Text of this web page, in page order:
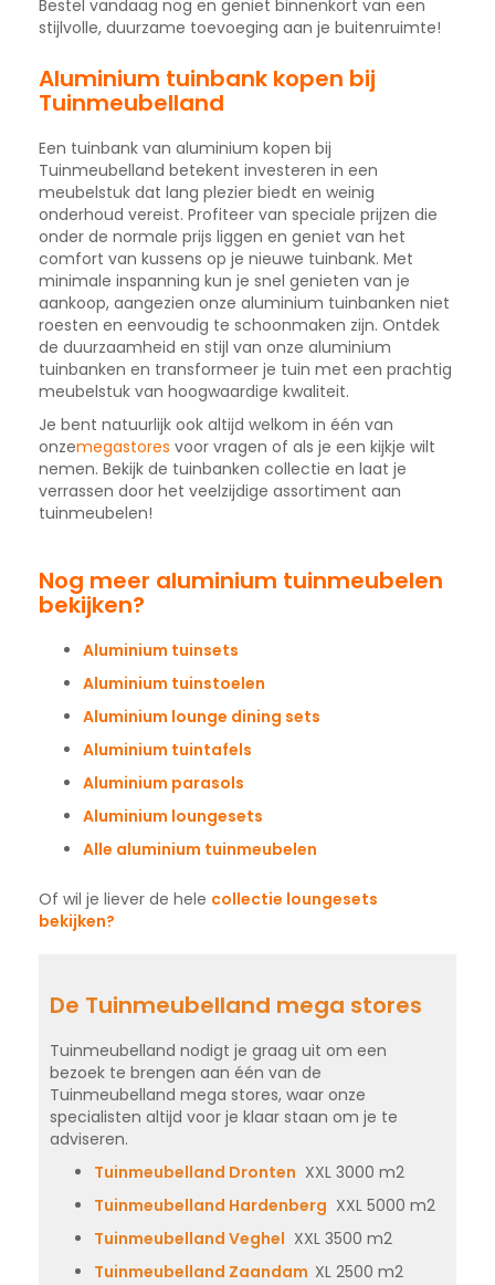
Bestel vandaag nog en geniet binnenkort van een
stijlvolle, duurzame toevoeging aan je buitenruimte!
Aluminium tuinbank kopen bij
Tuinmeubelland
Een tuinbank van aluminium kopen bij
Tuinmeubelland betekent investeren in een
meubelstuk dat lang plezier biedt en weinig
onderhoud vereist. Profiteer van speciale prijzen die
onder de normale prijs liggen en geniet van het
comfort van kussens op je nieuwe tuinbank. Met
minimale inspanning kun je snel genieten van je
aankoop, aangezien onze aluminium tuinbanken niet
roesten en eenvoudig te schoonmaken zijn. Ontdek
de duurzaamheid en stijl van onze aluminium
tuinbanken en transformeer je tuin met een prachtig
meubelstuk van hoogwaardige kwaliteit.
Je bent natuurlijk ook altijd welkom in één van
onzemegastores voor vragen of als je een kijkje wilt
nemen. Bekijk de tuinbanken collectie en laat je
verrassen door het veelzijdige assortiment aan
tuinmeubelen!
Nog meer aluminium tuinmeubelen
bekijken?
Aluminium tuinsets
Aluminium tuinstoelen
Aluminium lounge dining sets
Aluminium tuintafels
Aluminium parasols
Aluminium loungesets
Alle aluminium tuinmeubelen
Of wil je liever de hele collectie loungesets
bekijken?
De Tuinmeubelland mega stores
Tuinmeubelland nodigt je graag uit om een
bezoek te brengen aan één van de
Tuinmeubelland mega stores, waar onze
specialisten altijd voor je klaar staan om je te
adviseren.
Tuinmeubelland Dronten XXL 3000 m2
Tuinmeubelland Hardenberg XXL 5000 m2
Tuinmeubelland Veghel XXL 3500 m2
Tuinmeubelland Zaandam XL 2500 m2